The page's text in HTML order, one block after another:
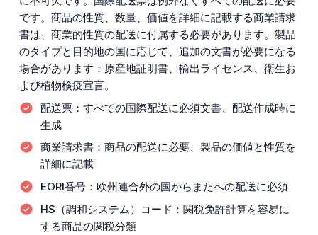
です。商品の性質、数量、価値を詳細に記載する商業請求
書は、商業的性質の配送に付属する必要があります。製品
のタイプと目的地の国に応じて、追加の文書が必要になる
場合があります：原産地証明書、輸出ライセンス、衛生お
よび植物検疫宣言。
配送票： すべての国際配送に必須文書、配送作成時に
生成
商業請求書： 商品の配送に必要、製品の価値と性質を
詳細に記載
EORI番号： 欧州連合外の国からまたへの配送に必須
HS（調和システム）コード： 関税免許計算を容易に
する商品の関税分類